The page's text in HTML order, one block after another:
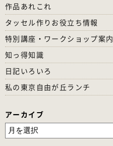
作品あれこれ
タッセル作りお役立ち情報
特別講座・ワークショップ案内
知っ得知識
日記いろいろ
私の東京自由が丘ランチ
アーカイブ